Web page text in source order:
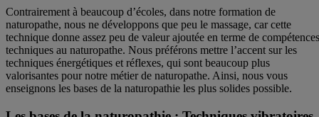
Contrairement à beaucoup d’écoles, dans notre formation de
naturopathe, nous ne développons que peu le massage, car cette
technique donne assez peu de valeur ajoutée en terme de compétences
techniques au naturopathe. Nous préférons mettre l’accent sur les
techniques énergétiques et réflexes, qui sont beaucoup plus
valorisantes pour notre métier de naturopathe. Ainsi, nous vous
enseignons les bases de la naturopathie les plus solides possible.